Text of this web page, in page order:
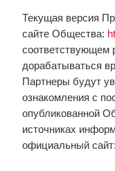
Текущая версия
сайте Общества:
соответствующем
дорабатываться
Партнеры будут
ознакомления с
опубликованной
источниках
официальный сайт: